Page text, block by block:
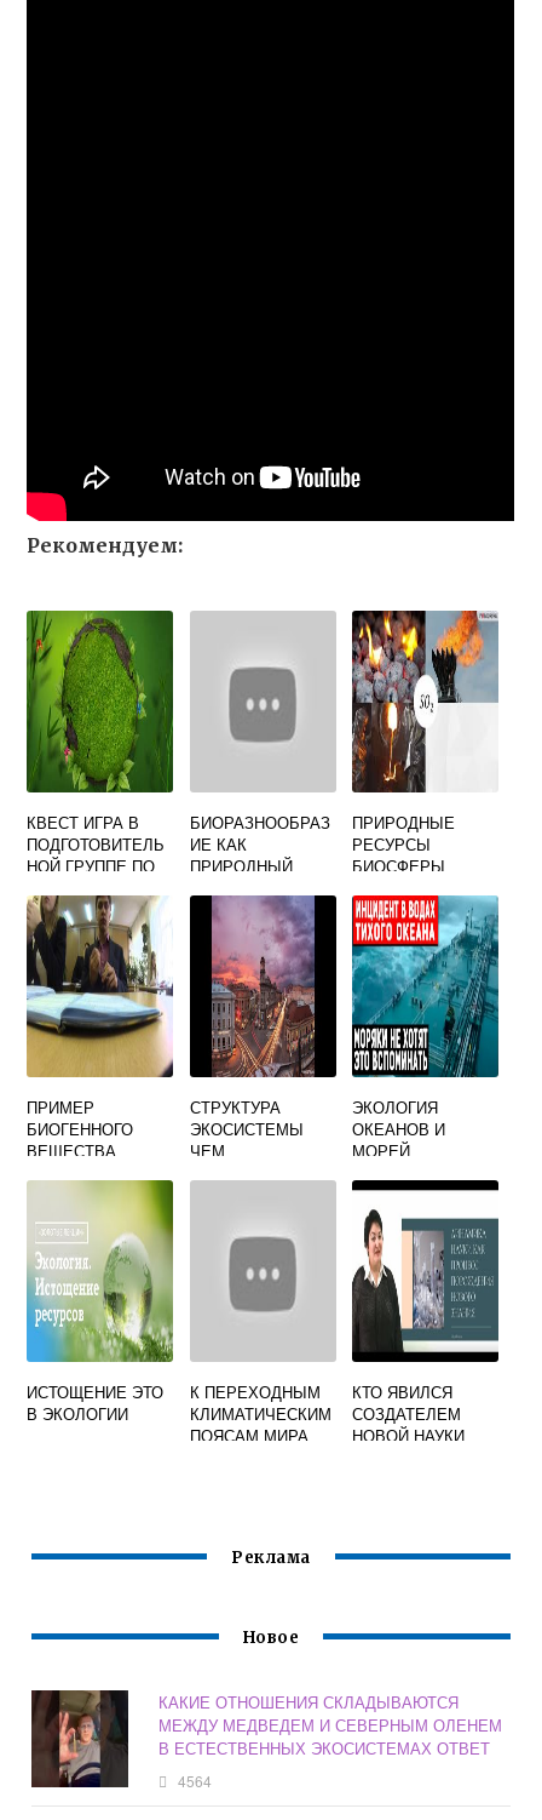
Рекомендуем:
КВЕСТ ИГРА В
ПОДГОТОВИТЕЛЬ
НОЙ ГРУППЕ ПО
БИОРАЗНООБРАЗ
ИЕ КАК
ПРИРОДНЫЙ
ПРИРОДНЫЕ
РЕСУРСЫ
БИОСФЕРЫ
ПРИМЕР
БИОГЕННОГО
ВЕЩЕСТВА
СТРУКТУРА
ЭКОСИСТЕМЫ
ЧЕМ
ЭКОЛОГИЯ
ОКЕАНОВ И
МОРЕЙ
ИСТОЩЕНИЕ ЭТО
В ЭКОЛОГИИ
К ПЕРЕХОДНЫМ
КЛИМАТИЧЕСКИМ
ПОЯСАМ МИРА
КТО ЯВИЛСЯ
СОЗДАТЕЛЕМ
НОВОЙ НАУКИ
Реклама
Новое
КАКИЕ ОТНОШЕНИЯ СКЛАДЫВАЮТСЯ
МЕЖДУ МЕДВЕДЕМ И СЕВЕРНЫМ ОЛЕНЕМ
В ЕСТЕСТВЕННЫХ ЭКОСИСТЕМАХ ОТВЕТ
4564